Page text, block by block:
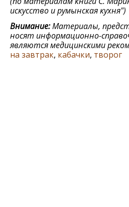
искусство и румынская кухня")
Внимание:Материалы,
носят информационно-
являются медицинскими
на завтрак, кабачки, творог